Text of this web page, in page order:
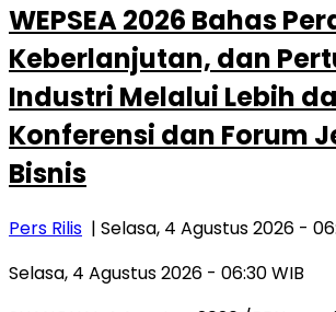
WEPSEA 2026 Bahas
Keberlanjutan, dan
Industri Melalui Lebih
Konferensi dan Forum
Bisnis
Pers Rilis | Selasa, 4 Agustus 2026 -
Selasa, 4 Agustus 2026 - 06:30 WIB